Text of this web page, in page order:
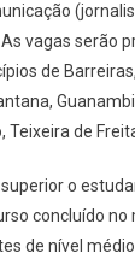
vagas serão
de
de
o
concluído
de nível